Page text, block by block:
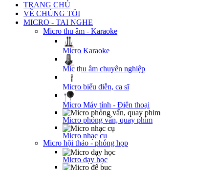
TRANG CHỦ
VỀ CHÚNG TÔI
MICRO - TAI NGHE
Micro thu âm - Karaoke
Micro Karaoke
Mic thu âm chuyên nghiệp
Micro biểu diễn, ca sĩ
Micro Máy tính - Điện thoại
Micro phỏng vấn, quay phim
Micro nhạc cụ
Micro hội thảo - phòng họp
Micro dạy học